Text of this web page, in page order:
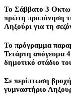
Το Σάββατο 3
πρώτη προπόνηση
Ληξούρι για τη
Το πρόγραμμα
Τετάρτη απόγευμα
δημοτικό στάδιο
Σε περίπτωση
γυμναστήριο